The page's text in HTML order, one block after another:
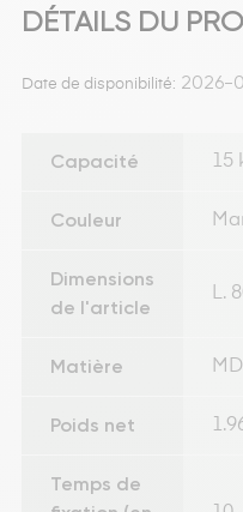
DÉTAILS DU
Date de disponibilité: 2026-
Capacité 15
Couleur
Dimensions
de l'article
L.
Matière
Poids net
Temps de